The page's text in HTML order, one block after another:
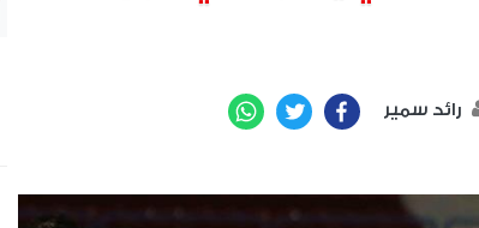
رائد سمير Facebook
Twitter